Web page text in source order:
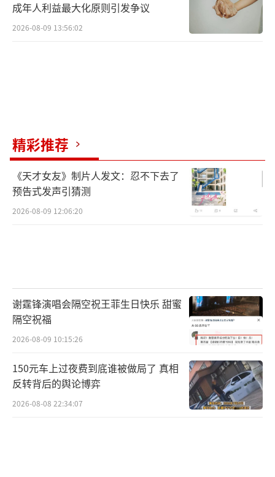
成年人利益最大化原则引发争议
2026-08-09 13:56:02
精彩推荐
《天才女友》制片人发文：忍不下去了
预告式发声引猜测
2026-08-09 12:06:20
谢霆锋演唱会隔空祝王菲生日快乐 甜蜜
隔空祝福
2026-08-09 10:15:26
150元车上过夜费到底谁被做局了 真相
反转背后的舆论博弈
2026-08-08 22:34:07